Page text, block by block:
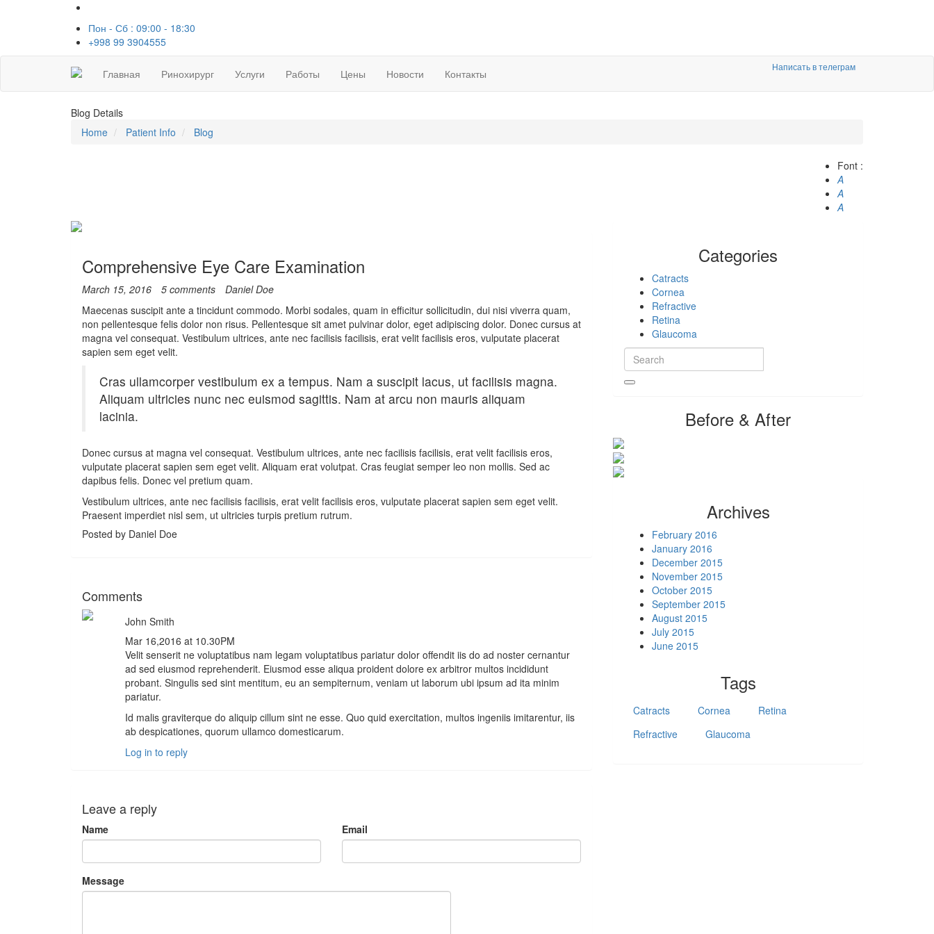
Пон - Сб : 09:00 - 18:30
+998 99 3904555
Главная Ринохирург Услуги Работы Цены Новости Контакты
Написать в телеграм
Blog Details
Home
Patient Info Blog
Font :
A
A
A
Comprehensive Eye Care Examination
March 15, 2016 5 comments
Daniel Doe
Maecenas suscipit ante a tincidunt commodo. Morbi sodales, quam in efficitur sollicitudin, dui nisi viverra quam,
non pellentesque felis dolor non risus. Pellentesque sit amet pulvinar dolor, eget adipiscing dolor. Donec cursus at
magna vel consequat. Vestibulum ultrices, ante nec facilisis facilisis, erat velit facilisis eros, vulputate placerat
sapien sem eget velit.
Cras ullamcorper vestibulum ex a tempus. Nam a suscipit lacus, ut facilisis magna.
Aliquam ultricies nunc nec euismod sagittis. Nam at arcu non mauris aliquam
lacinia.
Donec cursus at magna vel consequat. Vestibulum ultrices, ante nec facilisis facilisis, erat velit facilisis eros,
vulputate placerat sapien sem eget velit. Aliquam erat volutpat. Cras feugiat semper leo non mollis. Sed ac
dapibus felis. Donec vel pretium quam.
Vestibulum ultrices, ante nec facilisis facilisis, erat velit facilisis eros, vulputate placerat sapien sem eget velit.
Praesent imperdiet nisl sem, ut ultricies turpis pretium rutrum.
Posted by Daniel Doe
Comments
John Smith
Mar 16,2016 at 10.30PM
Velit senserit ne voluptatibus nam legam voluptatibus pariatur dolor offendit iis do ad noster cernantur
ad sed eiusmod reprehenderit. Eiusmod esse aliqua proident dolore ex arbitror multos incididunt
probant. Singulis sed sint mentitum, eu an sempiternum, veniam ut laborum ubi ipsum ad ita minim
pariatur.
Id malis graviterque do aliquip cillum sint ne esse. Quo quid exercitation, multos ingeniis imitarentur, iis
ab despicationes, quorum ullamco domesticarum.
Log in to reply
Leave a reply
Name Email
Message
Categories
Catracts
Cornea
Refractive
Retina
Glaucoma
Before & After
Archives
February 2016
January 2016
December 2015
November 2015
October 2015
September 2015
August 2015
July 2015
June 2015
Tags
Catracts Cornea
Retina
Refractive
Glaucoma